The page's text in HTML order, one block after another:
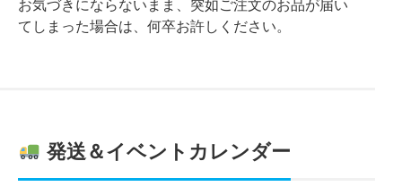
お気づきにならないまま、突如ご注文のお品が届い
てしまった場合は、何卒お許しください。
発送＆イベントカレンダー